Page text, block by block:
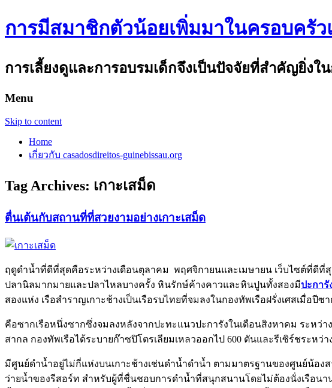
การมีสมาชิกตัวน้อยเพิ่มมาในครอบค
การเลี้ยงดูและการอบรมเด็กจึงเป็นปัจจัยที่สำคัญยิ่ง
Menu
Skip to content
Home
เกี่ยวกับ casadosdireitos-guinebissau.org
Tag Archives: เกาะเสม็ด
ตื่นเต้นกับสถานที่ที่สวยงามอย่างเกาะเสม็ด
ฤดูดำน้ำที่ดีที่สุดคือระหว่างเดือนตุลาคม พฤศจิกายนและเมษายน เว็บไซต์ที่ดีที่
ปลานิลมากมายและปลาไหลบางครั้ง หินรักษ์ค้างคาวและหินปูนทั้งสองมีปะการั
สองแห่ง เรือสำราญเกาะช้างเป็นเรือรบไทยที่จมลงในกองทัพเรือฝรั่งเศสเมื่อปี
คือซากเรือหนึ่งซากซึ่งจมลงหลังจากปะทะแนวปะการังในเดือนสิงหาคม ระหว่
สากล กองทัพเรือได้ระบายก๊าซปิโตรเลียมเหลวออกไป 600 ตันและรีเซิร์ชระห
มีศูนย์ดำน้ำอยู่ไม่กี่แห่งบนเกาะช้างเช่นดำน้ำดำน้ำ ตามมาตรฐานของศูนย์น้อง
ว่ายน้ำของรีสอร์ท สำหรับผู้ที่ชื่นชอบการดำน้ำที่สนุกสนานโดยไม่ต้องนั่งเรือนา